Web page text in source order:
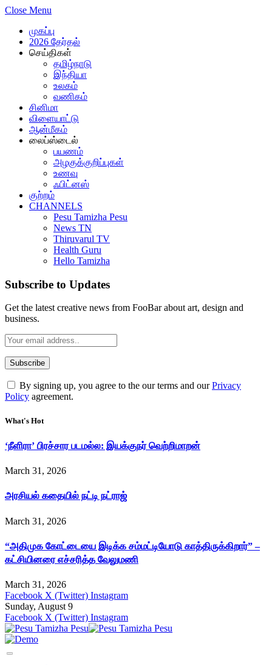
Close Menu
முகப்பு
2026 தேர்தல்
செய்திகள்
தமிழ்நாடு
இந்தியா
உலகம்
வணிகம்
சினிமா
விளையாட்டு
ஆன்மீகம்
லைப்ஸ்டைல்
பயணம்
அழகுக்குறிப்புகள்
உணவு
ஃபிட்னஸ்
குற்றம்
CHANNELS
Pesu Tamizha Pesu
News TN
Thiruvarul TV
Health Guru
Hello Tamizha
Subscribe to Updates
Get the latest creative news from FooBar about art, design and
business.
By signing up, you agree to the our terms and ourPrivacy
Policy agreement.
What's Hot
‘நீளிரா’ பிரச்சார படமல்ல: இயக்குநர் வெற்றிமாறன்
March 31, 2026
அரசியல் கதையில் நட்டி நட்ராஜ்
March 31, 2026
“அதிமுக கோட்டையை இடிக்க சம்மட்டியோடு காத்திருக்கிறார்” –
கட்சியினரை எச்சரித்த வேலுமணி
March 31, 2026
Facebook X (Twitter) Instagram
Sunday, August 9
Facebook X (Twitter) Instagram